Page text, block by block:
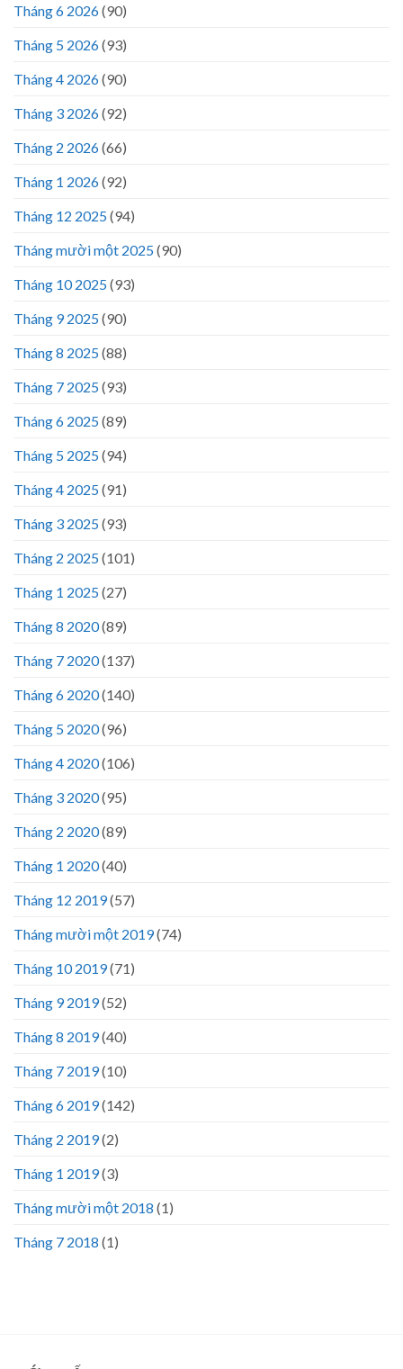
Tháng 6 2026(90)
Tháng 5 2026(93)
Tháng 4 2026(90)
Tháng 3 2026(92)
Tháng 2 2026(66)
Tháng 1 2026(92)
Tháng 12 2025(94)
Tháng mười một 2025(90)
Tháng 10 2025(93)
Tháng 9 2025(90)
Tháng 8 2025(88)
Tháng 7 2025(93)
Tháng 6 2025(89)
Tháng 5 2025(94)
Tháng 4 2025(91)
Tháng 3 2025(93)
Tháng 2 2025(101)
Tháng 1 2025(27)
Tháng 8 2020(89)
Tháng 7 2020(137)
Tháng 6 2020(140)
Tháng 5 2020(96)
Tháng 4 2020(106)
Tháng 3 2020(95)
Tháng 2 2020(89)
Tháng 1 2020(40)
Tháng 12 2019(57)
Tháng mười một 2019(74)
Tháng 10 2019(71)
Tháng 9 2019(52)
Tháng 8 2019(40)
Tháng 7 2019(10)
Tháng 6 2019(142)
Tháng 2 2019(2)
Tháng 1 2019(3)
Tháng mười một 2018 (1)
Tháng 7 2018 (1)